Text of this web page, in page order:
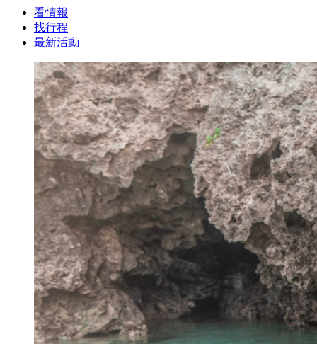
看情報
找行程
最新活動